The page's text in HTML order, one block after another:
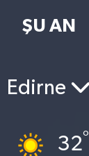
ŞU AN
Edirne
32°